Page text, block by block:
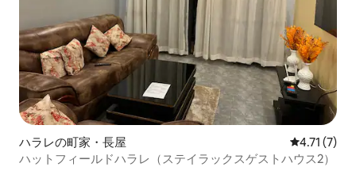
ハラレの町家・長屋 レビュー7
4.71 (7)
ハットフィールドハラレ（ステイラックスゲストハウス2）